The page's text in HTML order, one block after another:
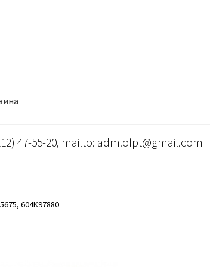
47-55-20, mailto: adm.ofpt@gmail.com
604K97880